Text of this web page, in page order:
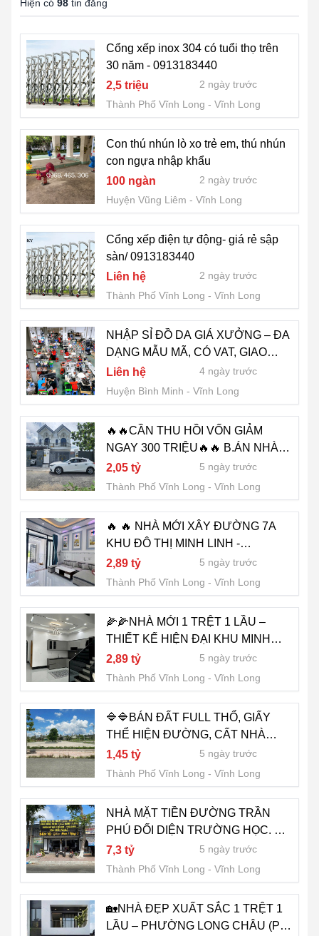
Hiện có 98 tin đăng
Cổng xếp inox 304 có tuổi thọ trên
30 năm - 0913183440
2,5 triệu
2 ngày trước
Thành Phố Vĩnh Long
Vĩnh Long
Con thú nhún lò xo trẻ em, thú nhún
con ngựa nhập khẩu
100 ngàn
2 ngày trước
Huyện Vũng Liêm
Vĩnh Long
Cổng xếp điện tự động- giá rẻ sập
sàn/ 0913183440
Liên hệ
2 ngày trước
Thành Phố Vĩnh Long
Vĩnh Long
NHẬP SỈ ĐỒ DA GIÁ XƯỞNG – ĐA
DẠNG MẪU MÃ, CÓ VAT, GIAO
HÀNG ĐÚNG TIẾN ĐỘ
Liên hệ
4 ngày trước
Huyện Bình Minh
Vĩnh Long
🔥🔥CẦN THU HỒI VỐN GIẢM
NGAY 300 TRIỆU🔥🔥 B.ÁN NHÀ
ĐẸP PHƯỜNG 3 VĨNH LONG
2,05 tỷ
5 ngày trước
Thành Phố Vĩnh Long
Vĩnh Long
🔥 🔥 NHÀ MỚI XÂY ĐƯỜNG 7A
KHU ĐÔ THỊ MINH LINH -
PHƯỜNG THANH ĐỨC - VĨNH
LONG 🔥
2,89 tỷ
5 ngày trước
Thành Phố Vĩnh Long
Vĩnh Long
🌽🌽NHÀ MỚI 1 TRỆT 1 LẦU –
THIẾT KẾ HIỆN ĐẠI KHU MINH
LINH PHƯỜNG THANH ĐỨC VĨNH
LONG (TẶNG NỘI THẤT)
2,89 tỷ
5 ngày trước
Thành Phố Vĩnh Long
Vĩnh Long
🔷🔷BÁN ĐẤT FULL THỔ, GIẤY
THỂ HIỆN ĐƯỜNG, CẤT NHÀ
ĐƯỢC NGAY, KHU TÁI ĐỊNH CƯ
P9, PHƯỜNG LONG CHÂU, TỈNH
VĨNH LONG
1,45 tỷ
5 ngày trước
Thành Phố Vĩnh Long
Vĩnh Long
NHÀ MẶT TIỀN ĐƯỜNG TRẦN
PHÚ ĐỐI DIỆN TRƯỜNG HỌC. KẾ
BÊN BỆNH VIỆN ĐA KHOA TỈNH
VĨNH LONG
7,3 tỷ
5 ngày trước
Thành Phố Vĩnh Long
Vĩnh Long
🏡NHÀ ĐẸP XUẤT SẮC 1 TRỆT 1
LẦU – PHƯỜNG LONG CHÂU (P9